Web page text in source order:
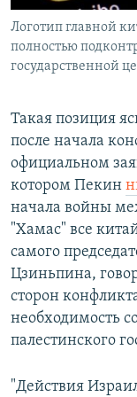
Логотип главной
полностью
государственной
Такая позиция
после начала
официальном
котором Пекин
начала войны
"Хамас" все
самого
Цзиньпина,
сторон
необходимость
палестинского
"Действия